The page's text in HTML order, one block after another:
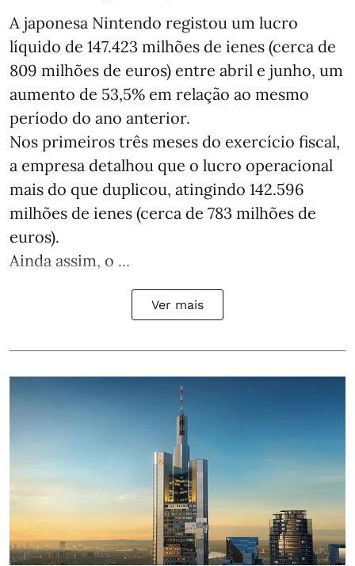
A japonesa Nintendo registou um lucro
líquido de 147.423 milhões de ienes (cerca de
809 milhões de euros) entre abril e junho, um
aumento de 53,5% em relação ao mesmo
período do ano anterior.
Nos primeiros três meses do exercício fiscal,
a empresa detalhou que o lucro operacional
mais do que duplicou, atingindo 142.596
milhões de ienes (cerca de 783 milhões de
euros).
Ainda assim, o ...
Ver mais